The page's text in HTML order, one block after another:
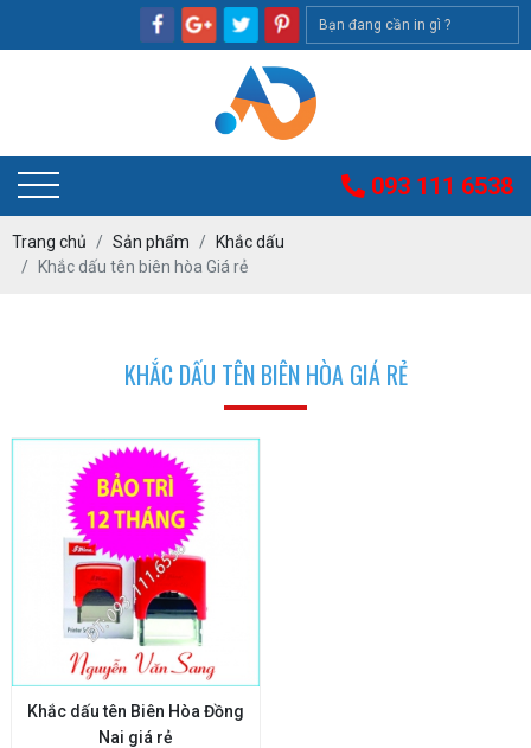
093 111 6538
Trang chủ Sản phẩm
Khắc dấu
Khắc dấu tên biên hòa Giá rẻ
KHẮC DẤU TÊN BIÊN HÒA GIÁ RẺ
Khắc dấu tên Biên Hòa Đồng
Nai giá rẻ